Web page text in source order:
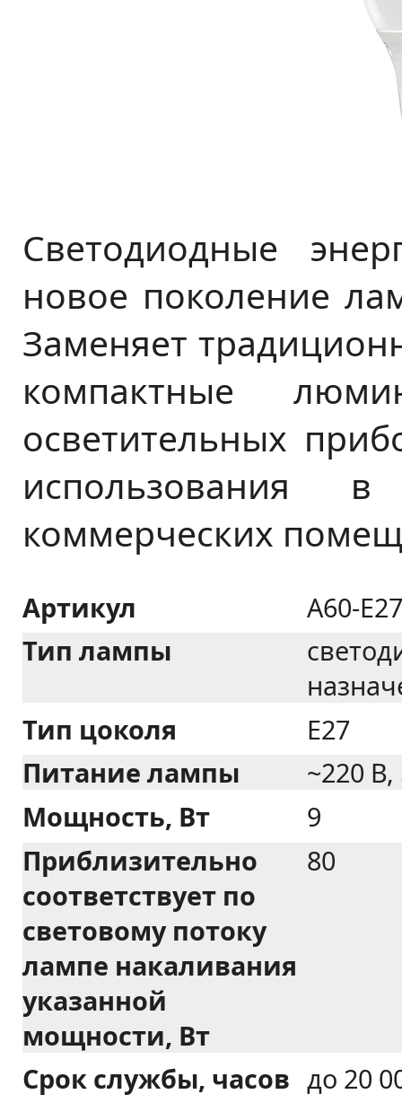
Светодиодные
новое поколение
Заменяет
компактные
осветительных
коммерческих
Артикул
A60-
Тип лампы
Тип цоколя
E27
Питание лампы
~220 В,
Мощность, Вт
9
Приблизительно
соответствует по
световому потоку
лампе накаливания
указанной
мощности, Вт
80
Срок службы, часов до 20